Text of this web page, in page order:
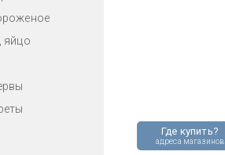
яйцо
Где купить?
адреса магазинов